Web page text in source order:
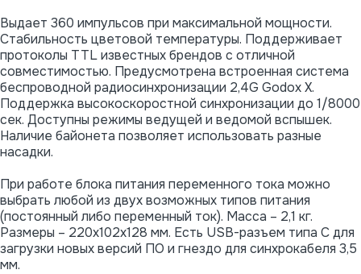
Выдает 360 импульсов при максимальной мощности.
Стабильность цветовой температуры. Поддерживает
протоколы TTL известных брендов с отличной
совместимостью. Предусмотрена встроенная система
беспроводной радиосинхронизации 2,4G Godox X.
Поддержка высокоскоростной синхронизации до 1/8000
сек. Доступны режимы ведущей и ведомой вспышек.
Наличие байонета позволяет использовать разные
насадки.
При работе блока питания переменного тока можно
выбрать любой из двух возможных типов питания
(постоянный либо переменный ток). Масса – 2,1 кг.
Размеры – 220х102х128 мм. Есть USB-разъем типа С для
загрузки новых версий ПО и гнездо для синхрокабеля 3,5
мм.